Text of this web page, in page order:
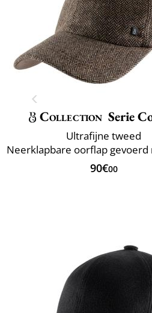
Collection Serie
Ultrafijne tweed
Neerklapbare oorflap gevoerd
90€00